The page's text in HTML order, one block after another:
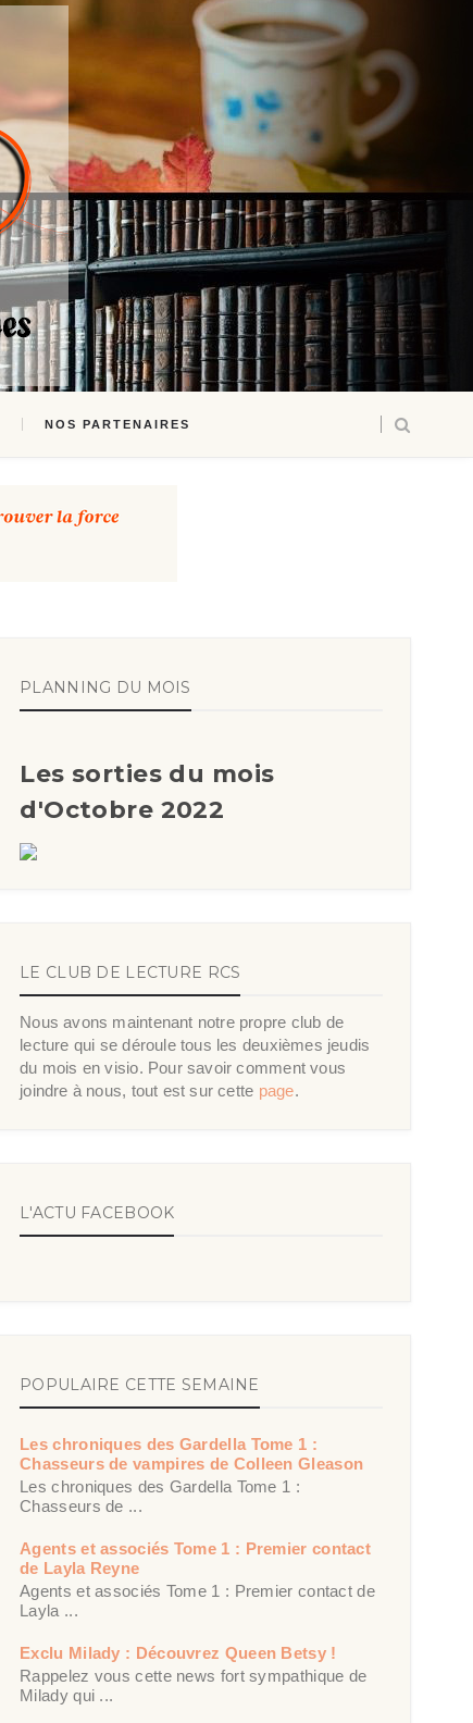
NOS PARTENAIRES
PLANNING DU MOIS
Les sorties du mois
d'Octobre 2022
LE CLUB DE LECTURE RCS
Nous avons maintenant notre propre club de
lecture qui se déroule tous les deuxièmes jeudis
du mois en visio. Pour savoir comment vous
joindre à nous, tout est sur cette page.
L'ACTU FACEBOOK
POPULAIRE CETTE SEMAINE
Les chroniques des Gardella Tome 1 :
Chasseurs de vampires de Colleen Gleason
Les chroniques des Gardella Tome 1 :
Chasseurs de ...
Agents et associés Tome 1 : Premier contact
de Layla Reyne
Agents et associés Tome 1 : Premier contact de
Layla ...
Exclu Milady : Découvrez Queen Betsy !
Rappelez vous cette news fort sympathique de
Milady qui ...